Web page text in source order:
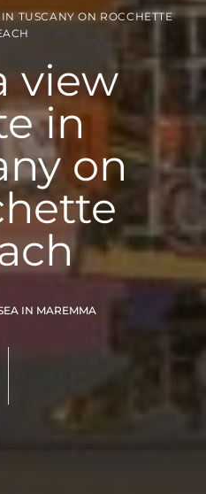
TUSCANY ON ROCCHETTE
view
in
on
IN MAREMMA